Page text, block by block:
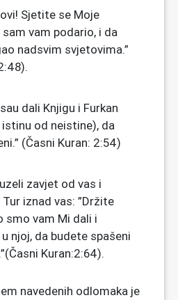
Sjetite se Moje
vam podario, i da
nadsvim svjetovima.”
dali Knjigu i Furkan
od neistine), da
(Časni Kuran: 2:54)
zavjet od vas i
iznad vas: ”Držite
vam Mi dali i
njoj, da budete spašeni
Kuran:2:64).
navedenih odlomaka je